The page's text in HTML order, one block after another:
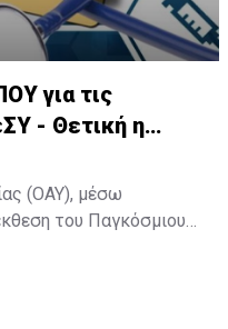
για τις
- Θετική η
(ΟΑΥ), μέσω
του Παγκόσμιου